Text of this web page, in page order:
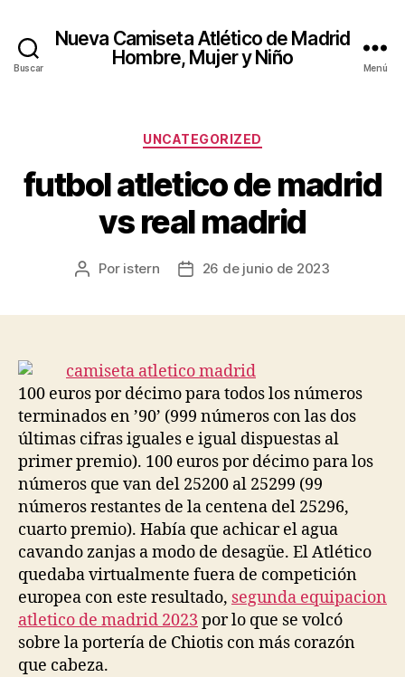
Buscar
Nueva Camiseta Atlético de Madrid
Hombre, Mujer y Niño
Menú
Categorías
UNCATEGORIZED
futbol atletico de madrid
vs real madrid
Autor
Por istern
Fecha26 de junio de 2023
100 euros por décimo para todos los números
terminados en ’90’ (999 números con las dos
últimas cifras iguales e igual dispuestas al
primer premio). 100 euros por décimo para los
números que van del 25200 al 25299 (99
números restantes de la centena del 25296,
cuarto premio). Había que achicar el agua
cavando zanjas a modo de desagüe. El Atlético
quedaba virtualmente fuera de competición
europea con este resultado, segunda equipacion
atletico de madrid 2023 por lo que se volcó
sobre la portería de Chiotis con más corazón
que cabeza.